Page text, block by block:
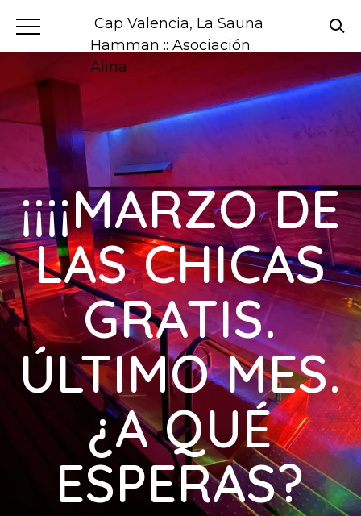
Cap Valencia, La Sauna
Hamman :: Asociación
Alina
¡¡¡¡MARZO DE
LAS CHICAS
GRATIS.
ÚLTIMO MES.
¿A QUÉ
ESPERAS?